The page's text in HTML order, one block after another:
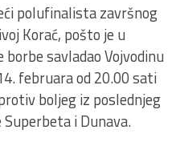
polufinalista završnog
Korać, pošto je u
borbe savladao Vojvodinu
februara od 20.00 sati
boljeg iz poslednjeg
i Dunava.